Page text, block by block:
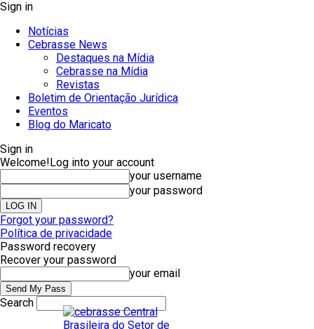
Sign in
Notícias
Cebrasse News
Destaques na Mídia
Cebrasse na Mídia
Revistas
Boletim de Orientação Jurídica
Eventos
Blog do Maricato
Sign in
Welcome!Log into your account
your username
your password
Forgot your password?
Política de privacidade
Password recovery
Recover your password
your email
Search